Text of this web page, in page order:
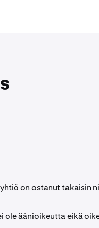
on ostanut takaisin
ole äänioikeutta eikä